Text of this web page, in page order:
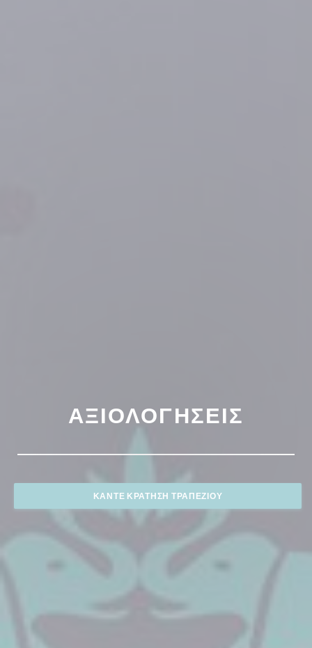
ΑΞΙΟΛΟΓΉΣΕΙΣ
ΚΆΝΤΕ ΚΡΆΤΗΣΗ ΤΡΑΠΕΖΙΟΎ